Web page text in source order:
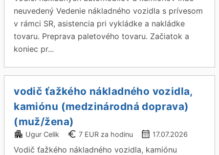
neuvedený Vedenie nákladného vozidla s prívesom
v rámci SR, asistencia pri vykládke a nakládke
tovaru. Preprava paletového tovaru. Začiatok a
koniec pr...
vodič ťažkého nákladného vozidla,
kamiónu (medzinárodná doprava)
(muž/žena)
Ugur Celik 7 EUR za hodinu 17.07.2026
Vodič ťažkého nákladného vozidla, kamiónu